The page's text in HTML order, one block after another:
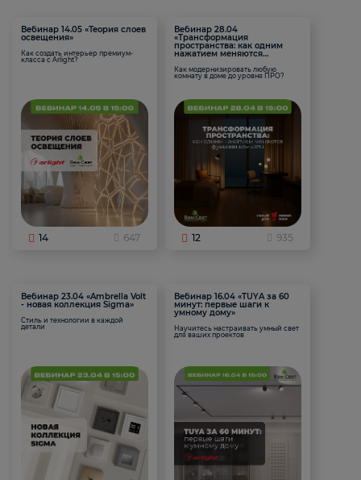
Вебинар 14.05 «Теория слоев
освещения»
Как создать интерьер премиум-
класса с Arlight?
14 647
Вебинар 28.04
«Трансформация
пространства: как одним
нажатием меняются
Как модернизировать любую
комнату в доме до уровня ПРО?
12 935
Вебинар 23.04 «Ambrella Volt
- новая коллекция Sigma»
Стиль и технологии в каждой
детали
Вебинар 16.04 «TUYA за 60
минут: первые шаги к
умному дому»
Научитесь настраивать умный свет
для ваших проектов